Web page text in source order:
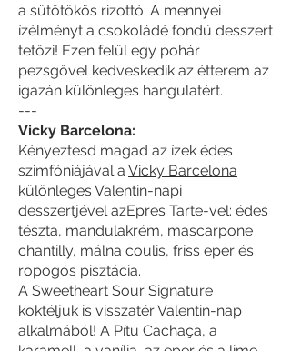
a sütőtökös rizottó. A mennyei
ízélményt a csokoládé fondü desszert
tetőzi! Ezen felül egy pohár
pezsgővel kedveskedik az étterem az
igazán különleges hangulatért.
---
Vicky Barcelona:
Kényeztesd magad az ízek édes
szimfóniájával a Vicky Barcelona
különleges Valentin-napi
desszertjével azEpres Tarte-vel: édes
tészta, mandulakrém, mascarpone
chantilly, málna coulis, friss eper és
ropogós pisztácia.
A Sweetheart Sour Signature
koktéljuk is visszatér Valentin-nap
alkalmából! A Pítu Cachaça, a